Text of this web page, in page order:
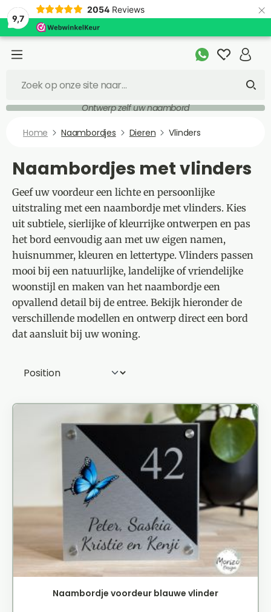
9,7
2054 Reviews ×
Snelle levering
Home Naambordjes Dieren Vlinders
Naambordjes met vlinders
Geef uw voordeur een lichte en persoonlijke
uitstraling met een naambordje met vlinders. Kies
uit subtiele, sierlijke of kleurrijke ontwerpen en pas
het bord eenvoudig aan met uw eigen namen,
huisnummer, kleuren en lettertype. Vlinders passen
mooi bij een natuurlijke, landelijke of vriendelijke
woonstijl en maken van het naambordje een
opvallend detail bij de entree. Bekijk hieronder de
verschillende modellen en ontwerp direct een bord
dat aansluit bij uw woning.
Naambordje voordeur blauwe vlinder